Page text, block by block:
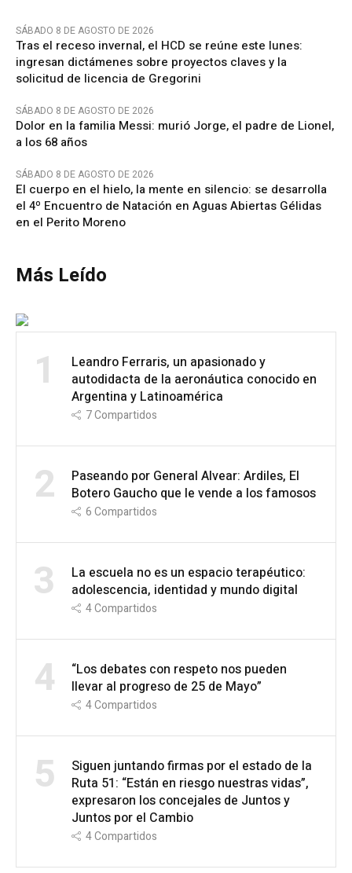
SÁBADO 8 DE AGOSTO DE 2026
Tras el receso invernal, el HCD se reúne este lunes:
ingresan dictámenes sobre proyectos claves y la
solicitud de licencia de Gregorini
SÁBADO 8 DE AGOSTO DE 2026
Dolor en la familia Messi: murió Jorge, el padre de Lionel,
a los 68 años
SÁBADO 8 DE AGOSTO DE 2026
El cuerpo en el hielo, la mente en silencio: se desarrolla
el 4º Encuentro de Natación en Aguas Abiertas Gélidas
en el Perito Moreno
Más Leído
1
Leandro Ferraris, un apasionado y
autodidacta de la aeronáutica conocido en
Argentina y Latinoamérica
7Compartidos
2
Paseando por General Alvear: Ardiles, El
Botero Gaucho que le vende a los famosos
6Compartidos
3
La escuela no es un espacio terapéutico:
adolescencia, identidad y mundo digital
4Compartidos
4
“Los debates con respeto nos pueden
llevar al progreso de 25 de Mayo”
4Compartidos
5
Siguen juntando firmas por el estado de la
Ruta 51: “Están en riesgo nuestras vidas”,
expresaron los concejales de Juntos y
Juntos por el Cambio
4Compartidos